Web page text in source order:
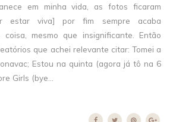
em minha vida, as fotos ficaram
estar viva] por fim sempre acaba
coisa, mesmo que insignificante. Então
que achei relevante citar: Tomei a
Estou na quinta (agora já tô na 6
Girls (bye...